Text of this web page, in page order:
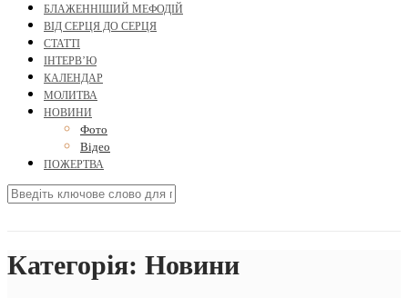
БЛАЖЕННІШИЙ МЕФОДІЙ
ВІД СЕРЦЯ ДО СЕРЦЯ
СТАТТІ
ІНТЕРВ’Ю
КАЛЕНДАР
МОЛИТВА
НОВИНИ
Фото
Відео
ПОЖЕРТВА
Категорія: Новини